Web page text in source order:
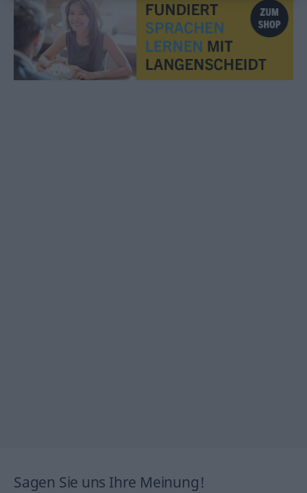
Sagen Sie uns Ihre Meinung!